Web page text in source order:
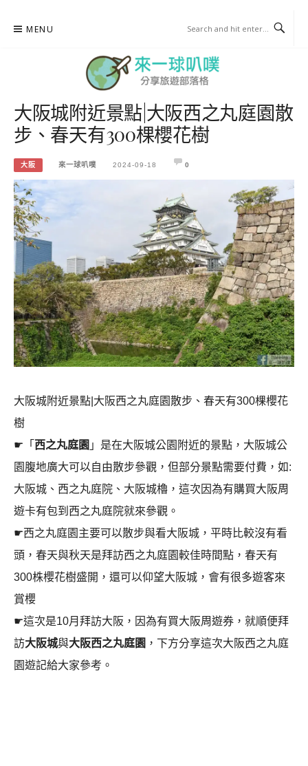
MENU
來一球叭噗
分享日本自助部落格
大阪城附近景點|大阪西之丸庭園散
步、春天有300棵櫻花樹
大阪 來一球叭噗 2024-09-18 0
大阪城附近景點|大阪西之丸庭園散步、春天有300棵櫻花
樹
☛「 西之丸庭園 」是在大阪城公園附近的景點，大阪城公
園腹地廣大可以自由散步參觀，但部分景點需要付費，如:
大阪城、西之丸庭院、大阪城櫓，這次因為有購買大阪周
遊卡有包到西之丸庭院就來參觀。
☛西之丸庭園主要可以散步與看大阪城，平時比較沒有看
頭，春天與秋天是拜訪西之丸庭園較佳時間點，春天有
300株櫻花樹盛開，還可以仰望大阪城，會有很多遊客來
賞櫻
☛這次是10月拜訪大阪，因為有買大阪周遊券，就順便拜
訪大阪城與大阪西之丸庭園 ，下方分享這次大阪西之丸庭
園遊記給大家參考。